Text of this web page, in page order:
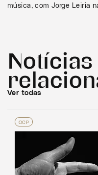
música, com Jorge Leiria
Notícias
Ver todas
OCP